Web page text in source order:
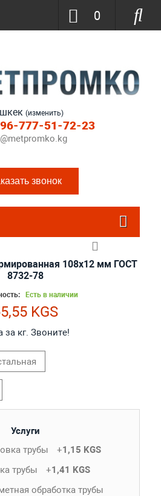
(изменить)
777-51-72-23
звонок
0
108х12 мм ГОСТ
8732-78
Есть в наличии
KGS
за кг. Звоните!
Услуги
трубы
+1,15 KGS
трубы
+1,41 KGS
обработка трубы